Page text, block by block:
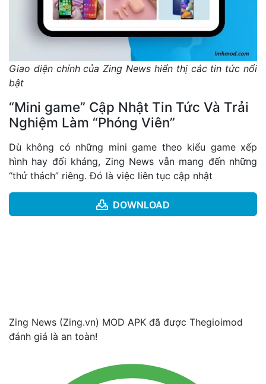
Giao diện chính của Zing News hiển thị các tin tức nổi
bật
“Mini game” Cập Nhật Tin Tức Và Trải
Nghiệm Làm “Phóng Viên”
Dù không có những mini game theo kiểu game xếp
hình hay đối kháng, Zing News vẫn mang đến những
“thử thách” riêng. Đó là việc liên tục cập nhật
DOWNLOAD
Zing News (Zing.vn) MOD APK đã được Thegioimod
đánh giá là an toàn!